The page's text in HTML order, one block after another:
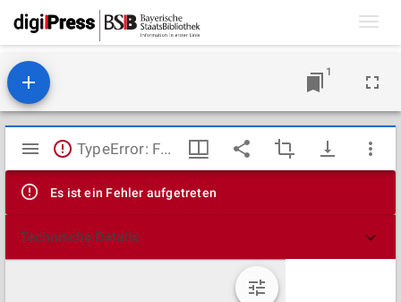
1
Mirador
Viewer
TypeError: Failed to fetch
Es ist ein Fehler aufgetreten
Technische Details